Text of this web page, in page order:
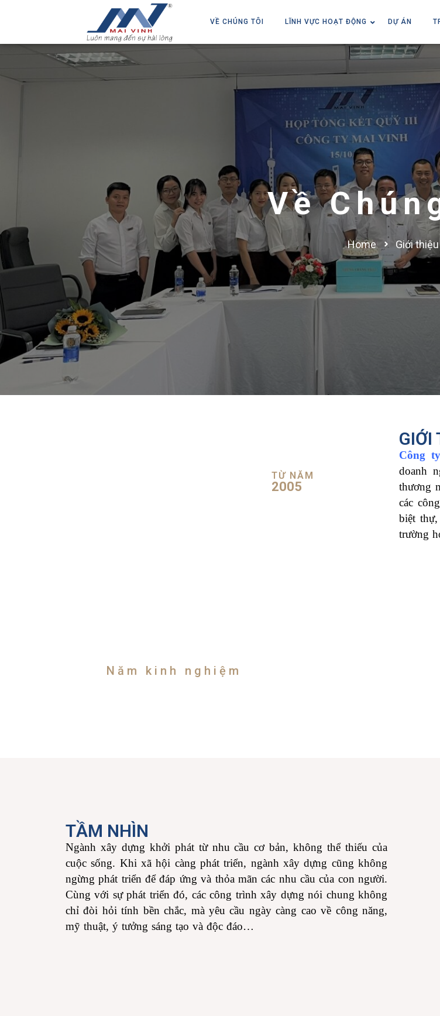
VỀ CHÚNG TÔI LĨNH VỰC HOẠT ĐỘNG DỰ ÁN
Về
Home Giới thiệu
TỪ NĂM
2005
Năm kinh nghiệm
GIỚI
Công
doanh
thương
các
biệt
trường
TẦM NHÌN
Ngành xây dựng khởi phát từ nhu cầu cơ bản, không thể thiếu của
cuộc sống. Khi xã hội càng phát triển, ngành xây dựng cũng không
ngừng phát triển để đáp ứng và thỏa mãn các nhu cầu của con người.
Cùng với sự phát triển đó, các công trình xây dựng nói chung không
chỉ đòi hỏi tính bền chắc, mà yêu cầu ngày càng cao về công năng,
mỹ thuật, ý tưởng sáng tạo và độc đáo…